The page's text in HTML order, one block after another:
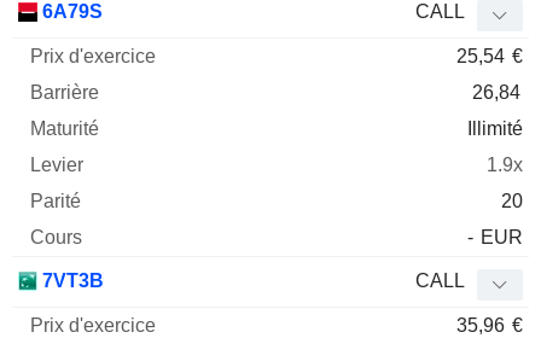
6A79S CALL
25,54 €
26,84
Illimité
1.9x
20
- EUR
7VT3B CALL
35,96 €